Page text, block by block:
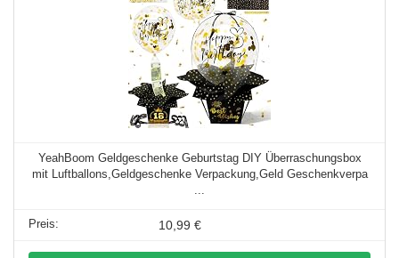
YeahBoom Geldgeschenke Geburtstag DIY Überraschungsbox
mit Luftballons,Geldgeschenke Verpackung,Geld Geschenkverpa
10,99 €